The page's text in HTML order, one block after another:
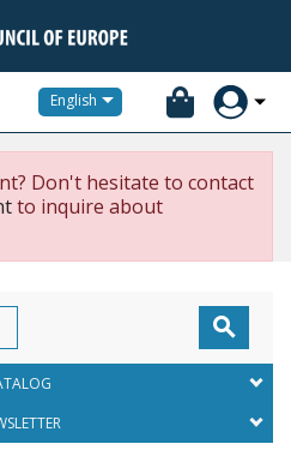
English
Don't hesitate to contact
to inquire about
